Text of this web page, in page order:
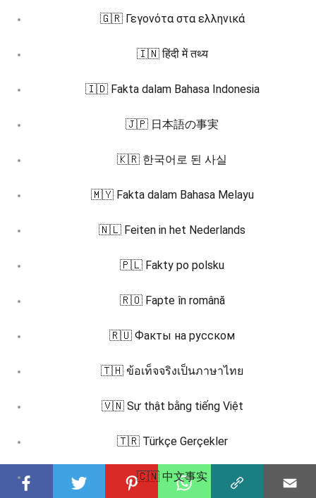
🇬🇷 Γεγονότα στα ελληνικά
🇮🇳 हिंदी में तथ्य
🇮🇩 Fakta dalam Bahasa Indonesia
🇯🇵 日本語の事実
🇰🇷 한국어로 된 사실
🇲🇾 Fakta dalam Bahasa Melayu
🇳🇱 Feiten in het Nederlands
🇵🇱 Fakty po polsku
🇷🇴 Fapte în română
🇷🇺 Факты на русском
🇹🇭 ข้อเท็จจริงเป็นภาษาไทย
🇻🇳 Sự thật bằng tiếng Việt
🇹🇷 Türkçe Gerçekler
🇨🇳 中文事实